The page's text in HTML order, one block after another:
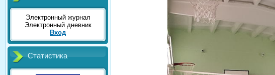
Электронный журнал
Электронный дневник
Вход
Статистика